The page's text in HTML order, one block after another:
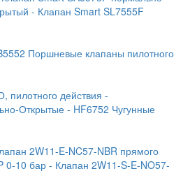
- Клапан Smart SL7555F
Поршневые клапаны пилотного
пилотного действия -
Открытые - HF6752 Чугунные
2W11-E-NC57-NBR прямого
0-10 бар- Клапан 2W11-S-E-NO57-